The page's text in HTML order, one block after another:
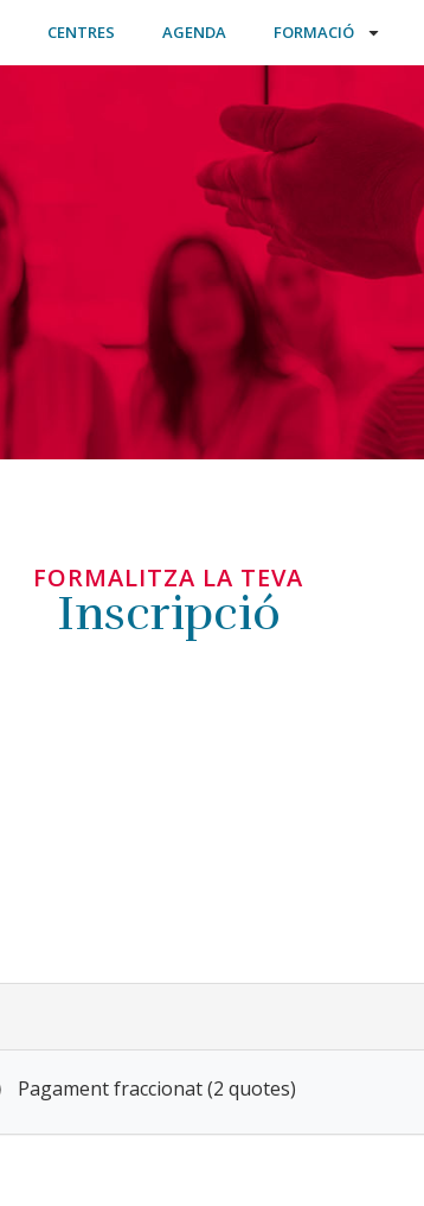
CENTRES AGENDA FORMACIÓ
FORMALITZA LA TEVA
Inscripció
Pagament fraccionat (2 quotes)